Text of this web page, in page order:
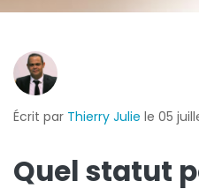
Écrit par Thierry Julie le 05
Quel statut